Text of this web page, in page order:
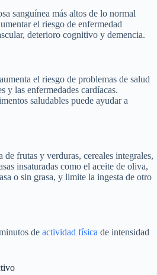
sanguínea más altos de lo normal
el riesgo de enfermedad
deterioro cognitivo y demencia.
el riesgo de problemas de salud
y las enfermedades cardíacas.
saludables puede ayudar a
de frutas y verduras, cereales integrales,
insaturadas como el aceite de oliva,
o sin grasa, y limite la ingesta de otro
de actividad física de intensidad